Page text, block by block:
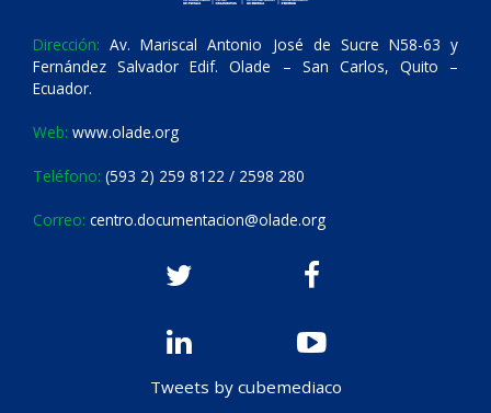
Dirección: Av. Mariscal Antonio José de Sucre N58-63 y
Fernández Salvador Edif. Olade – San Carlos, Quito –
Ecuador.
Web: www.olade.org
Teléfono: (593 2) 259 8122 / 2598 280
Correo: centro.documentacion@olade.org
Tweets by cubemediaco